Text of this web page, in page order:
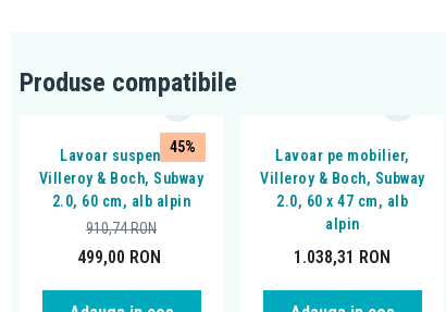
Produse compatibile
45%
Lavoar suspendat
Villeroy & Boch, Subway
2.0, 60 cm, alb alpin
499,00 RON
910,74RON
Lavoar pe mobilier,
Villeroy & Boch, Subway
2.0, 60 x 47 cm, alb
alpin
1.038,31 RON